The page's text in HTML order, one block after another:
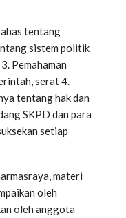
tentang
sistem politik
Pemahaman
serat 4.
tentang hak dan
SKPD dan para
setiap
materi
oleh
oleh anggota